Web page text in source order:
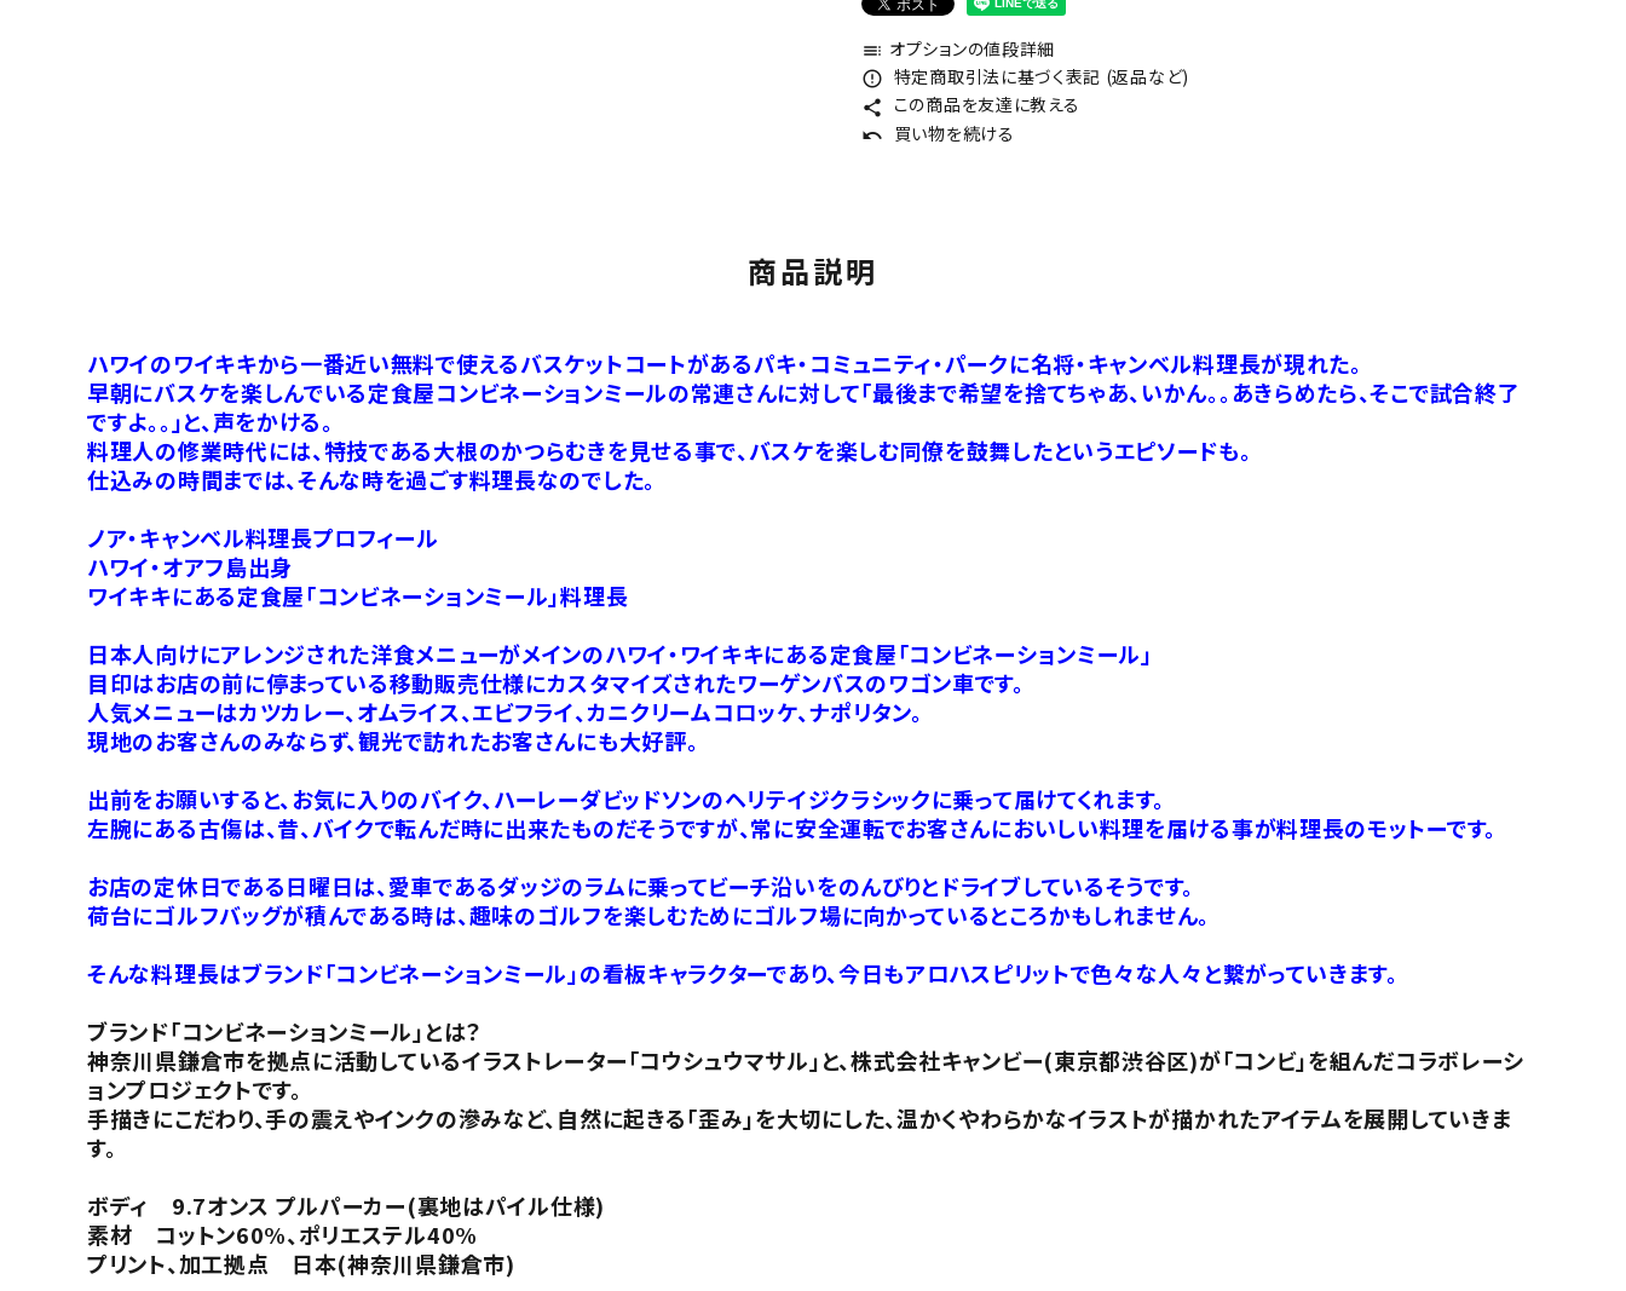
toc オプションの値段詳細
error_outline 特定商取引法に基づく表記 (返品など)
share この商品を友達に教える
undo 買い物を続ける
商品説明
ハワイのワイキキから一番近い無料で使えるバスケットコートがあるパキ・コミュニティ・パークに名将・キャンベル料理長が現れた。
早朝にバスケを楽しんでいる定食屋コンビネーションミールの常連さんに対して「最後まで希望を捨てちゃあ、いかん。。あきらめたら、そこで試合終了
ですよ。。」と、声をかける。
料理人の修業時代には、特技である大根のかつらむきを見せる事で、バスケを楽しむ同僚を鼓舞したというエピソードも。
仕込みの時間までは、そんな時を過ごす料理長なのでした。
ノア・キャンベル料理長プロフィール
ハワイ・オアフ島出身
ワイキキにある定食屋「コンビネーションミール」料理長
日本人向けにアレンジされた洋食メニューがメインのハワイ・ワイキキにある定食屋「コンビネーションミール」
目印はお店の前に停まっている移動販売仕様にカスタマイズされたワーゲンバスのワゴン車です。
人気メニューはカツカレー、オムライス、エビフライ、カニクリームコロッケ、ナポリタン。
現地のお客さんのみならず、観光で訪れたお客さんにも大好評。
出前をお願いすると、お気に入りのバイク、ハーレーダビッドソンのヘリテイジクラシックに乗って届けてくれます。
左腕にある古傷は、昔、バイクで転んだ時に出来たものだそうですが、常に安全運転でお客さんにおいしい料理を届ける事が料理長のモットーです。
お店の定休日である日曜日は、愛車であるダッジのラムに乗ってビーチ沿いをのんびりとドライブしているそうです。
荷台にゴルフバッグが積んである時は、趣味のゴルフを楽しむためにゴルフ場に向かっているところかもしれません。
そんな料理長はブランド「コンビネーションミール」の看板キャラクターであり、今日もアロハスピリットで色々な人々と繋がっていきます。
ブランド「コンビネーションミール」とは？
神奈川県鎌倉市を拠点に活動しているイラストレーター「コウシュウマサル」と、株式会社キャンビー(東京都渋谷区)が「コンビ」を組んだコラボレーシ
ョンプロジェクトです。
手描きにこだわり、手の震えやインクの滲みなど、自然に起きる「歪み」を大切にした、温かくやわらかなイラストが描かれたアイテムを展開していきま
す。
ボディ 9.7オンス プルパーカー(裏地はパイル仕様)
素材 コットン60%、ポリエステル40%
プリント、加工拠点 日本(神奈川県鎌倉市)